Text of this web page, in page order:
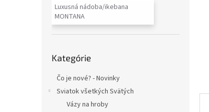
Luxusná nádoba/ikebana
MONTANA
kategórie
Kategórie
Čo je nové? - Novinky
Sviatok všetkých Svätých
Vázy na hroby